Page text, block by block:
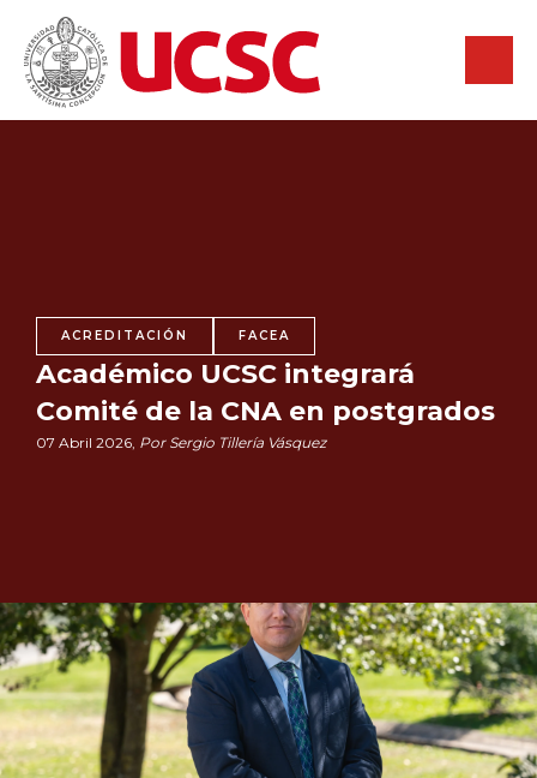
ACREDITACIÓN FACEA
Académico UCSC integrará
Comité de la CNA en postgrados
07 Abril 2026, Por Sergio Tillería Vásquez